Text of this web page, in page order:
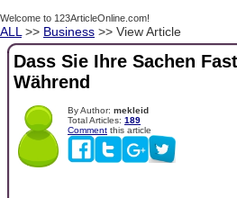
Welcome to 123ArticleOnline.com!
ALL >> Business >> View Article
Dass Sie Ihre Sachen
Während
By Author: mekleid
Total Articles: 189
Comment this article